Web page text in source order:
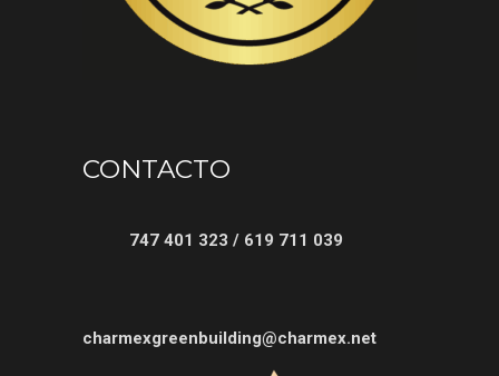
CONTACTO
747 401 323 / 619 711 039
charmexgreenbuilding@charmex.net